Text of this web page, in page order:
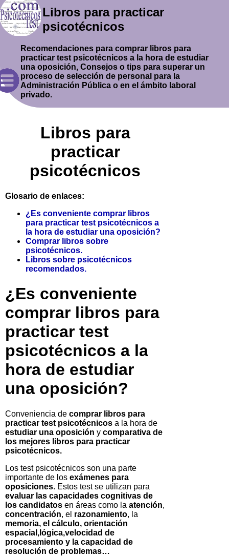
Libros para practicar
psicotécnicos
Recomendaciones para comprar libros para
practicar test psicotécnicos a la hora de estudiar
una oposición, Consejos o tips para superar un
proceso de selección de personal para la
Administración Pública o en el ámbito laboral
privado.
Libros para
practicar
psicotécnicos
Glosario de enlaces:
¿Es conveniente comprar libros
para practicar test psicotécnicos a
la hora de estudiar una oposición?
Comprar libros sobre
psicotécnicos.
Libros sobre psicotécnicos
recomendados.
¿Es conveniente
comprar libros para
practicar test
psicotécnicos a la
hora de estudiar
una oposición?
Conveniencia de comprar libros para
practicar test psicotécnicos a la hora de
estudiar una oposición y comparativa de
los mejores libros para practicar
psicotécnicos.
Los test psicotécnicos son una parte
importante de los exámenes para
oposiciones. Estos test se utilizan para
evaluar las capacidades cognitivas de
los candidatos en áreas como la atención,
concentración, el razonamiento, la
memoria, el cálculo, orientación
espacial,lógica,velocidad de
procesamiento y la capacidad de
resolución de problemas…